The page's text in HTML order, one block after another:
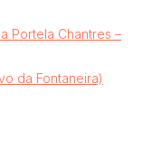
Portela Chantres –
da Fontaneira)